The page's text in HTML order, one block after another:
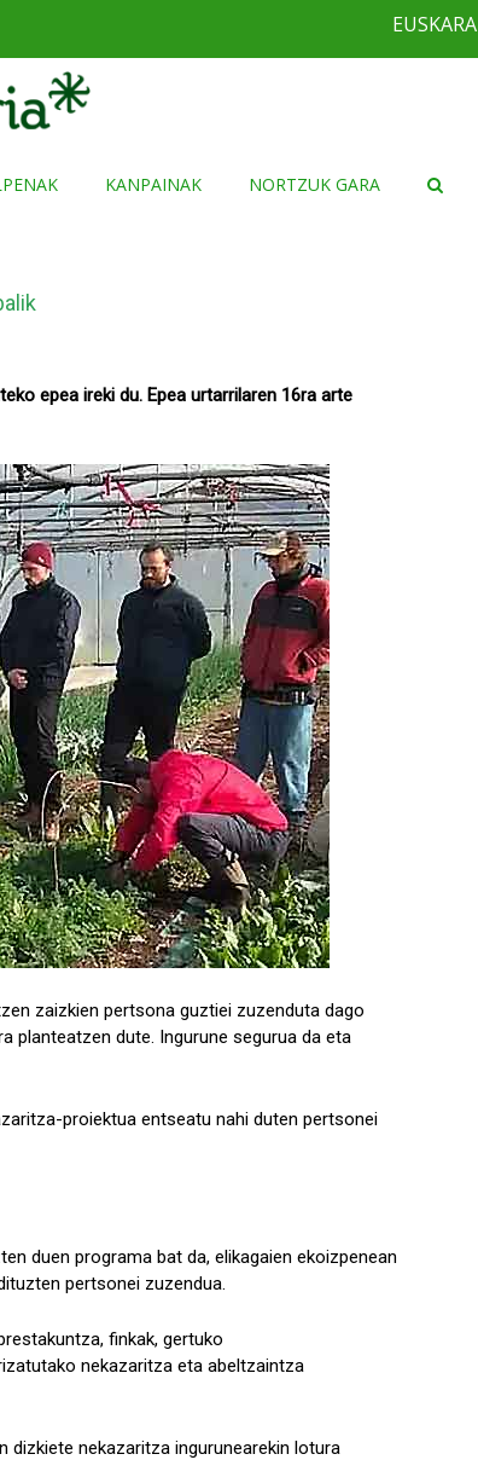
EUSKARA
KANPAINAK NORTZUK GARA
epea ireki du. Epea urtarrilaren 16ra arte
zaizkien pertsona guztiei zuzenduta dago
planteatzen dute. Ingurune segurua da eta
proiektua entseatu nahi duten pertsonei
duen programa bat da, elikagaien ekoizpenean
pertsonei zuzendua.
finkak, gertuko
nekazaritza eta abeltzaintza
dizkiete nekazaritza ingurunearekin lotura